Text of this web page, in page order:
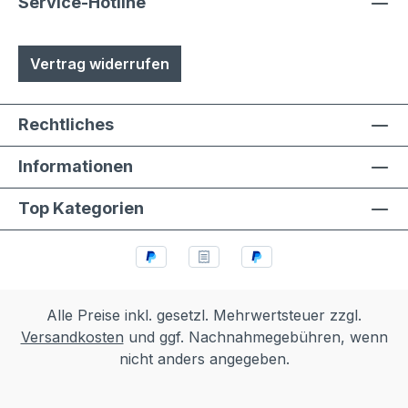
Vertrag widerrufen
Rechtliches
Informationen
Top Kategorien
Alle Preise inkl. gesetzl. Mehrwertsteuer zzgl.
Versandkosten und ggf. Nachnahmegebühren, wenn
nicht anders angegeben.